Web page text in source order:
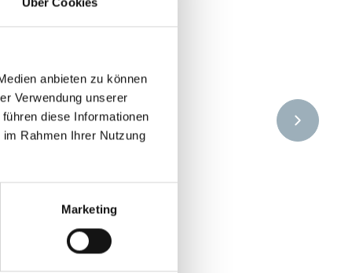
anbieten zu können
Verwendung unserer
diese Informationen
Rahmen Ihrer Nutzung
Marketing